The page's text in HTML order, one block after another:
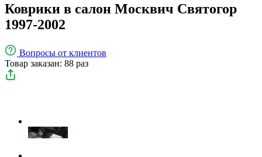
Коврики в салон Москвич Cвятогор
1997-2002
Вопросы от клиентов
Товар заказан: 88 раз